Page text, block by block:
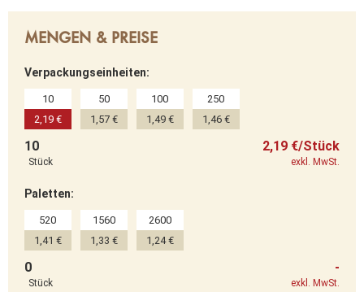
MENGEN & PREISE
Verpackungseinheiten:
10
2,19 €
50
1,57 €
100
1,49 €
250
1,46 €
10
Stück
2,19 €/Stück
exkl. MwSt.
Paletten:
520
1,41 €
1560
1,33 €
2600
1,24 €
0
Stück
-
exkl. MwSt.